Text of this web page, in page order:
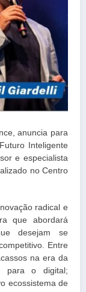
anuncia para
Inteligente
e especialista
no Centro
radical e
que abordará
desejam se
Entre
na era da
para o digital;
ecossistema de